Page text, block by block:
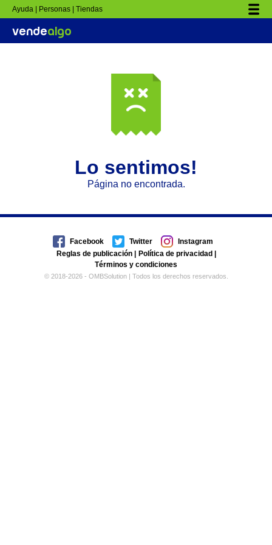
Ayuda | Personas | Tiendas
vendealgo
Lo sentimos!
Página no encontrada.
Facebook Twitter
Instagram
Reglas de publicación| Política de privacidad|
Términos y condiciones
© 2018-2026 - OMBSolution | Todos los derechos reservados.